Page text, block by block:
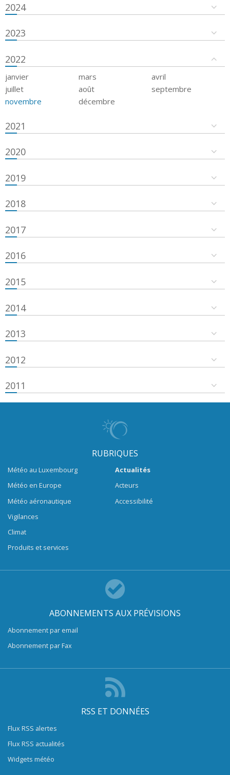
2024
2023
2022
janvier mars
avril
juillet
août
septembre
novembre
décembre
2021
2020
2019
2018
2017
2016
2015
2014
2013
2012
2011
RUBRIQUES
Météo au Luxembourg
Météo en Europe
Météo aéronautique
Vigilances
Climat
Produits et services
Actualités
Acteurs
Accessibilité
ABONNEMENTS AUX PRÉVISIONS
Abonnement par email
Abonnement par Fax
RSS ET DONNÉES
Flux RSS alertes
Flux RSS actualités
Widgets météo